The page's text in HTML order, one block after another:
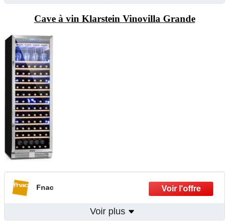
Cave à vin Klarstein Vinovilla Grande
Fnac
Voir plus